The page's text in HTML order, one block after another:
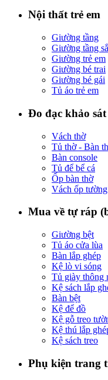
Nội thất trẻ em
Giường tầng
Giường tầng
Giường trẻ em
Giường bé trai
Giường bé gái
Tủ áo trẻ em
Đo đạc khảo
Vách thờ
Tủ thờ - Bàn
Bàn console
Tủ để bể cá
Ốp bàn thờ
Vách ốp tường
Mua về tự ráp
Giường bệt
Tủ áo cửa lùa
Bàn lắp ghép
Kệ lò vi sóng
Tủ giày thông
Kệ sách lắp
Bàn bệt
Kệ để đồ
Kệ gỗ treo
Kệ thú lắp
Kệ sách treo
Phụ kiện trang